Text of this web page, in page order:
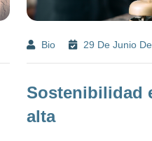
Bio 29 De Junio
Sostenibilidad
alta